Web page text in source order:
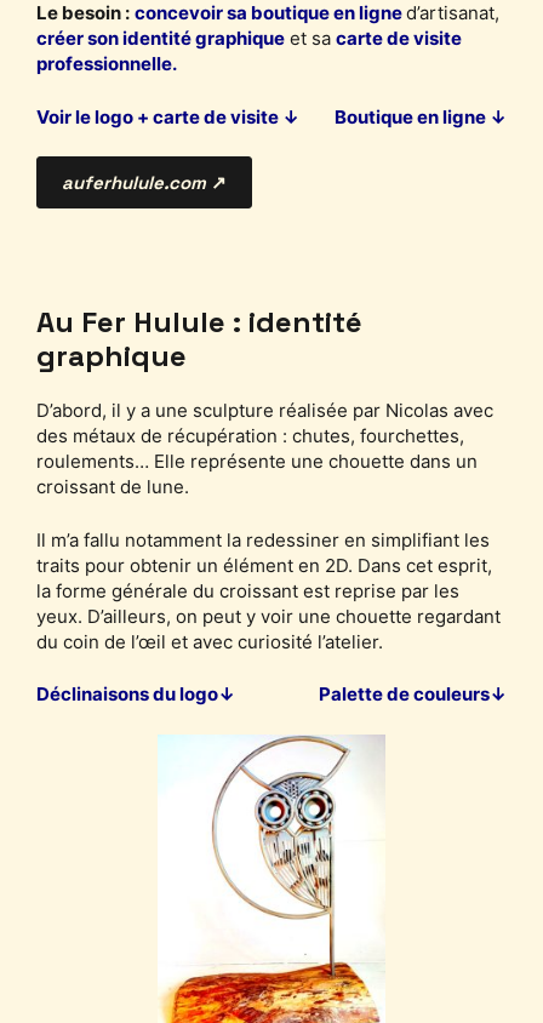
Le besoin : concevoir sa boutique en ligned’artisanat,
créer son identité graphique et sa carte de visite
professionnelle.
Voir le logo + carte de visite ↓ Boutique en ligne ↓
auferhulule.com↗
Au Fer Hulule : identité
graphique
D’abord, il y a une sculpture réalisée par Nicolas avec
des métaux de récupération : chutes, fourchettes,
roulements… Elle représente une chouette dans un
croissant de lune.
Il m’a fallu notamment la redessiner en simplifiant les
traits pour obtenir un élément en 2D. Dans cet esprit,
la forme générale du croissant est reprise par les
yeux. D’ailleurs, on peut y voir une chouette regardant
du coin de l’œil et avec curiosité l’atelier.
Déclinaisons du logo↓ Palette de couleurs↓